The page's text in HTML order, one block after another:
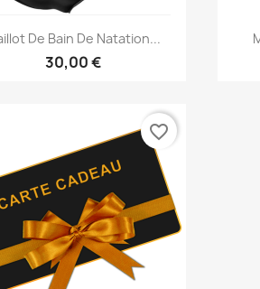
Aperçu rapide
De Bain De Natation...
30,00 €
favorite_border